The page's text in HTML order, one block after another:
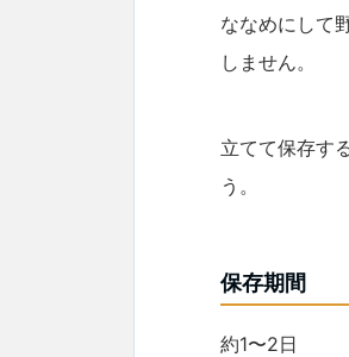
ななめにして
しません。
立てて保存す
う。
保存期間
約1〜2日